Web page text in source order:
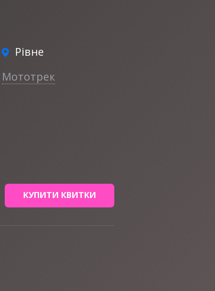
Рівне
Мототрек
КУПИТИ КВИТКИ